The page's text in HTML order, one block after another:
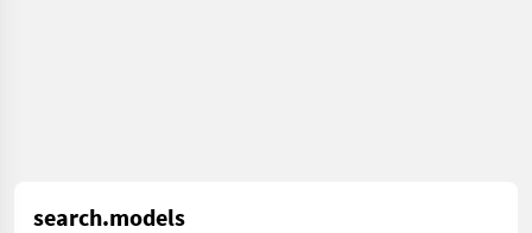
search.models